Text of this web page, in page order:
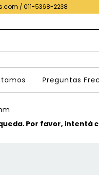
/ 011-5368-2238
Preguntas
Por favor, intentá